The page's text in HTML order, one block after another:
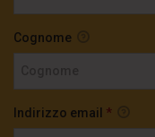
Cognome
Indirizzo email *